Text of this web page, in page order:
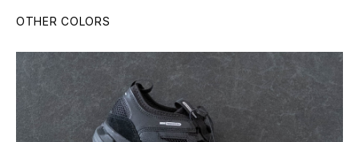
OTHER COLORS